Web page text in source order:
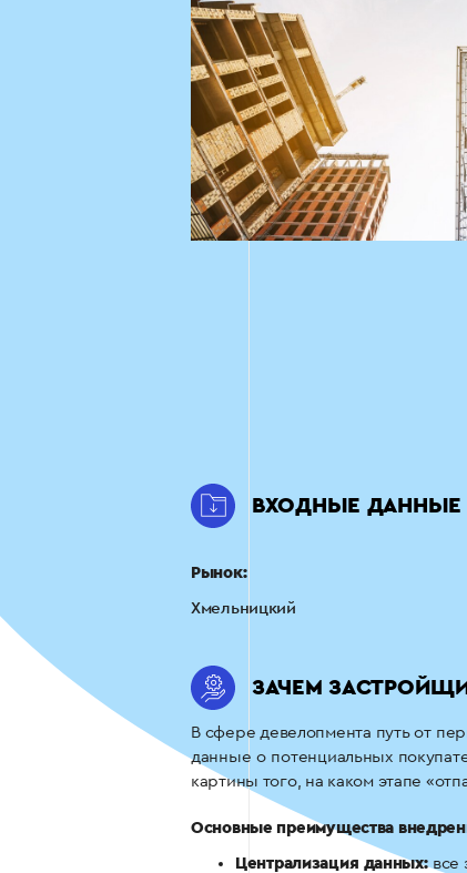
ВХОДНЫЕ ДАННЫЕ
Рынок:
Хмельницкий
ЗАЧЕМ
В сфере девелопмента путь от
данные о потенциальных
картины того, на каком этапе
Основные преимущества
Централизация данных:все